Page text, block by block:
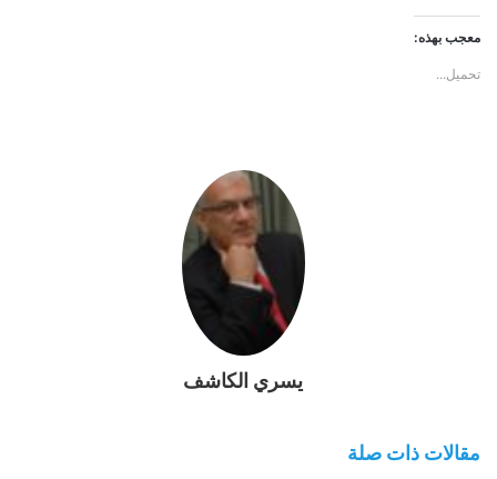
معجب بهذه:
تحميل...
يسري الكاشف
مقالات ذات صلة